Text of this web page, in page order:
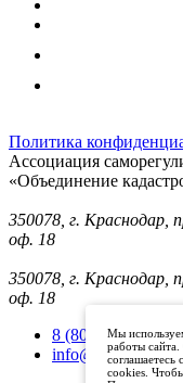
Политика
Ассоциация
«Объединение
350078, г. Краснодар,
оф. 18
350078, г. Краснодар,
оф. 18
8 (800) 101 33 08
info@mysroki.ru
Мы
работы
соглашаетесь
cookies.